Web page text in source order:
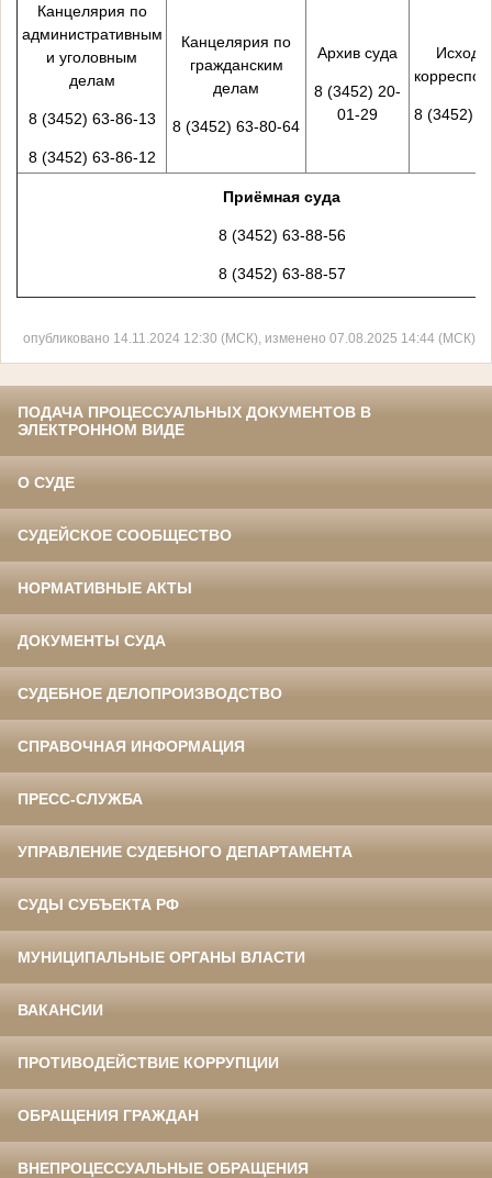
Канцелярия по
административным
и уголовным
делам
8 (3452) 63-86-13
8 (3452) 63-86-12
Канцелярия по
гражданским
делам
8 (3452) 63-80-64
Архив суда
8 (3452) 20-
01-29
8 (3452)
Приёмная суда
8 (3452) 63-88-56
8 (3452) 63-88-57
опубликовано 14.11.2024 12:30 (МСК), изменено 07.08.2025 14:44 (МСК)
ПОДАЧА ПРОЦЕССУАЛЬНЫХ ДОКУМЕНТОВ В
ЭЛЕКТРОННОМ ВИДЕ
О СУДЕ
СУДЕЙСКОЕ СООБЩЕСТВО
НОРМАТИВНЫЕ АКТЫ
ДОКУМЕНТЫ СУДА
СУДЕБНОЕ ДЕЛОПРОИЗВОДСТВО
СПРАВОЧНАЯ ИНФОРМАЦИЯ
ПРЕСС-СЛУЖБА
УПРАВЛЕНИЕ СУДЕБНОГО ДЕПАРТАМЕНТА
СУДЫ СУБЪЕКТА РФ
МУНИЦИПАЛЬНЫЕ ОРГАНЫ ВЛАСТИ
ВАКАНСИИ
ПРОТИВОДЕЙСТВИЕ КОРРУПЦИИ
ОБРАЩЕНИЯ ГРАЖДАН
ВНЕПРОЦЕССУАЛЬНЫЕ ОБРАЩЕНИЯ